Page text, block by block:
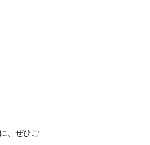
、ぜひご